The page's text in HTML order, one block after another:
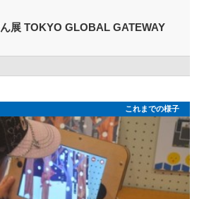
展 TOKYO GLOBAL GATEWAY
これまでの様子